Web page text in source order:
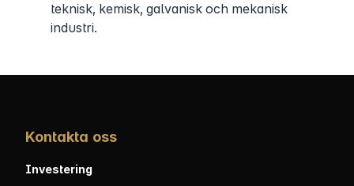
teknisk, kemisk, galvanisk och mekanisk
industri.
Kontakta oss
Investering